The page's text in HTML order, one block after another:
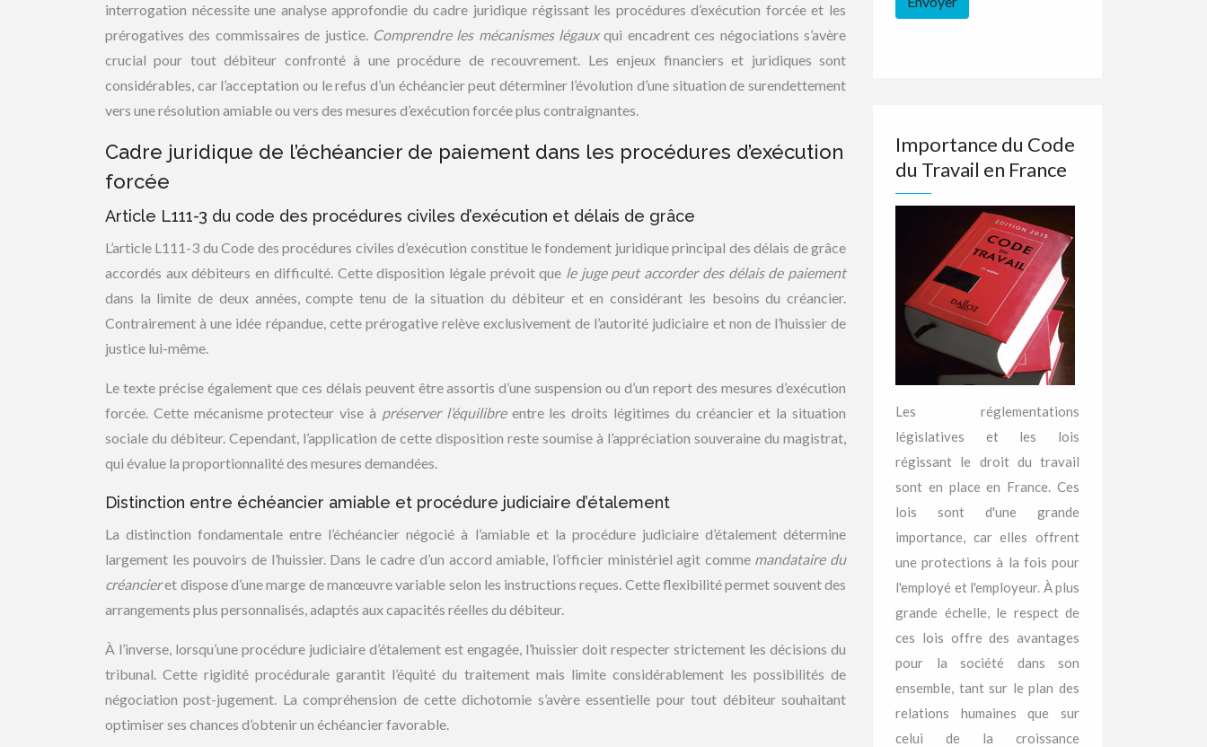
interrogation nécessite une analyse approfondie du cadre juridique régissant les procédures d’exécution forcée et les
prérogatives des commissaires de justice. Comprendre les mécanismes légauxqui encadrent ces négociations s’avère
crucial pour tout débiteur confronté à une procédure de recouvrement. Les enjeux financiers et juridiques sont
considérables, car l’acceptation ou le refus d’un échéancier peut déterminer l’évolution d’une situation de surendettement
vers une résolution amiable ou vers des mesures d’exécution forcée plus contraignantes.
Cadre juridique de l’échéancier de paiement dans les procédures d’exécution
forcée
Article L111-3 du code des procédures civiles d’exécution et délais de grâce
L’article L111-3 du Code des procédures civiles d’exécution constitue le fondement juridique principal des délais de grâce
accordés aux débiteurs en difficulté. Cette disposition légale prévoit que le juge peut accorder des délais de paiement
dans la limite de deux années, compte tenu de la situation du débiteur et en considérant les besoins du créancier.
Contrairement à une idée répandue, cette prérogative relève exclusivement de l’autorité judiciaire et non de l’huissier de
justice lui-même.
Le texte précise également que ces délais peuvent être assortis d’une suspension ou d’un report des mesures d’exécution
forcée. Cette mécanisme protecteur vise à préserver l’équilibre entre les droits légitimes du créancier et la situation
sociale du débiteur. Cependant, l’application de cette disposition reste soumise à l’appréciation souveraine du magistrat,
qui évalue la proportionnalité des mesures demandées.
Distinction entre échéancier amiable et procédure judiciaire d’étalement
La distinction fondamentale entre l’échéancier négocié à l’amiable et la procédure judiciaire d’étalement détermine
largement les pouvoirs de l’huissier. Dans le cadre d’un accord amiable, l’officier ministériel agit comme mandataire du
créancieret dispose d’une marge de manœuvre variable selon les instructions reçues. Cette flexibilité permet souvent des
arrangements plus personnalisés, adaptés aux capacités réelles du débiteur.
À l’inverse, lorsqu’une procédure judiciaire d’étalement est engagée, l’huissier doit respecter strictement les décisions du
tribunal. Cette rigidité procédurale garantit l’équité du traitement mais limite considérablement les possibilités de
négociation post-jugement. La compréhension de cette dichotomie s’avère essentielle pour tout débiteur souhaitant
optimiser ses chances d’obtenir un échéancier favorable.
Importance du Code
du Travail en France
Les réglementations
législatives et les lois
régissant le droit du travail
sont en place en France. Ces
lois sont d'une grande
importance, car elles offrent
une protections à la fois pour
l'employé et l'employeur. À plus
grande échelle, le respect de
ces lois offre des avantages
pour la société dans son
ensemble, tant sur le plan des
relations humaines que sur
celui de la croissance